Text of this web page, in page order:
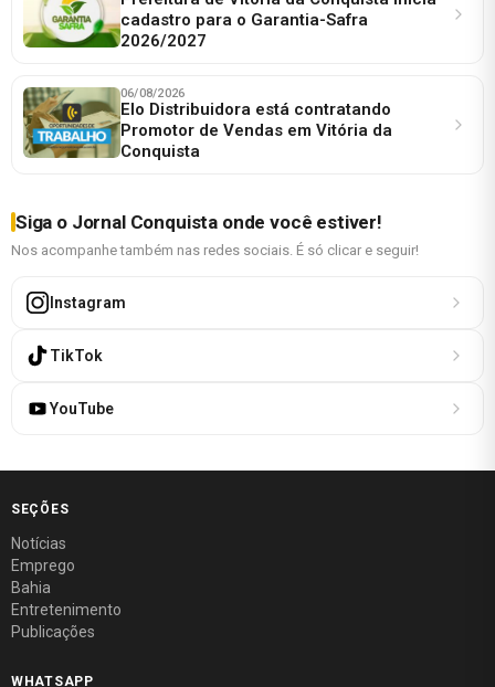
cadastro para o Garantia-Safra
2026/2027
06/08/2026
Elo Distribuidora está contratando
Promotor de Vendas em Vitória da
Conquista
Siga o Jornal Conquista onde você estiver!
Nos acompanhe também nas redes sociais. É só clicar e seguir!
Instagram
TikTok
YouTube
SEÇÕES
Notícias
Emprego
Bahia
Entretenimento
Publicações
WHATSAPP